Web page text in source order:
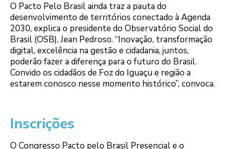
O Pacto Pelo Brasil ainda traz a pauta do
desenvolvimento de territórios conectado à Agenda
2030, explica o presidente do Observatório Social do
Brasil (OSB), Jean Pedroso. “Inovação, transformação
digital, excelência na gestão e cidadania, juntos,
poderão fazer a diferença para o futuro do Brasil.
Convido os cidadãos de Foz do Iguaçu e região a
estarem conosco nesse momento histórico”, convoca.
Inscrições
O Congresso Pacto pelo Brasil Presencial e o